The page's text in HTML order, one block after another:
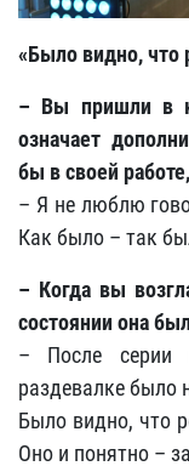
«Было видно, что
– Вы пришли в
означает
бы в своей
– Я не люблю
Как было – так
– Когда вы
состоянии она
– После серии
раздевалке было
Было видно, что
Оно и понятно –